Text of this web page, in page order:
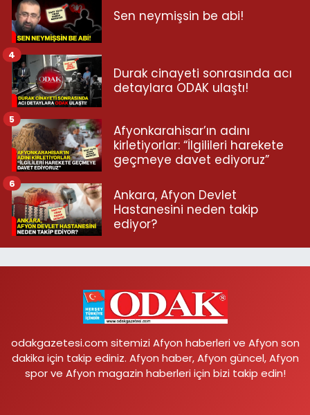
Sen neymişsin be abi!
Durak cinayeti sonrasında acı
detaylara ODAK ulaştı!
4
Afyonkarahisar’ın adını
kirletiyorlar: “İlgilileri harekete
geçmeye davet ediyoruz”
5
Ankara, Afyon Devlet
Hastanesini neden takip
ediyor?
6
odakgazetesi.com sitemizi Afyon haberleri ve Afyon son
dakika için takip ediniz. Afyon haber, Afyon güncel, Afyon
spor ve Afyon magazin haberleri için bizi takip edin!